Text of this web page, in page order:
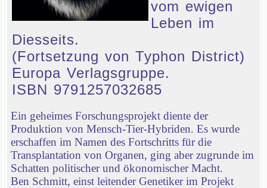
vom ewigen
Leben im
Diesseits.
(Fortsetzung von Typhon District)
Europa Verlagsgruppe.
ISBN 9791257032685
Ein geheimes Forschungsprojekt diente der
Produktion von Mensch-Tier-Hybriden. Es wurde
erschaffen im Namen des Fortschritts für die
Transplantation von Organen, ging aber zugrunde im
Schatten politischer und ökonomischer Macht.
Ben Schmitt, einst leitender Genetiker im Projekt